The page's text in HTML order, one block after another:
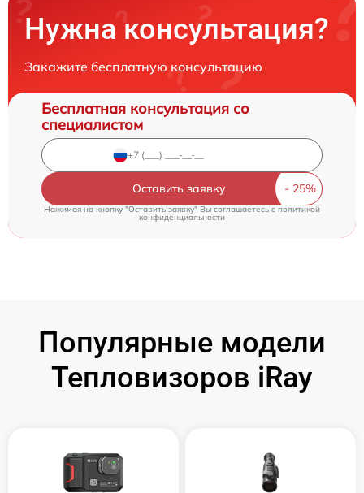
Нужна консультация?
Закажите бесплатную консультацию
Бесплатная консультация со
специалистом
Оставить заявку
Нажимая на кнопку "Оставить заявку" Вы соглашаетесь cполитикой
конфиденциальности
Популярные модели
Тепловизоров iRay